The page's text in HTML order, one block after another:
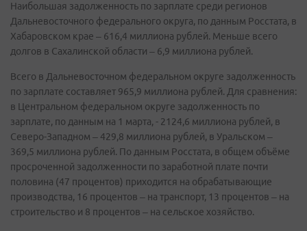
Наибольшая задолженность по зарплате среди регионов
Дальневосточного федерального округа, по данным Росстата, в
Хабаровском крае – 616,4 миллиона рублей. Меньше всего
долгов в Сахалинской области – 6,9 миллиона рублей.
Всего в Дальневосточном федеральном округе задолженность
по зарплате составляет 965,9 миллиона рублей. Для сравнения:
в Центральном федеральном округе задолженность по
зарплате, по данным на 1 марта, - 2124,6 миллиона рублей, в
Северо-Западном – 429,8 миллиона рублей, в Уральском –
369,5 миллиона рублей. По данным Росстата, в общем объёме
просроченной задолженности по заработной плате почти
половина (47 процентов) приходится на обрабатывающие
производства, 16 процентов – на транспорт, 13 процентов – на
строительство и 8 процентов – на сельское хозяйство.